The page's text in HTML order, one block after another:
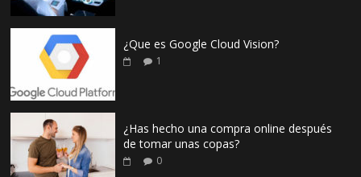
¿Que es Google Cloud Vision?
1
¿Has hecho una compra online después
de tomar unas copas?
0